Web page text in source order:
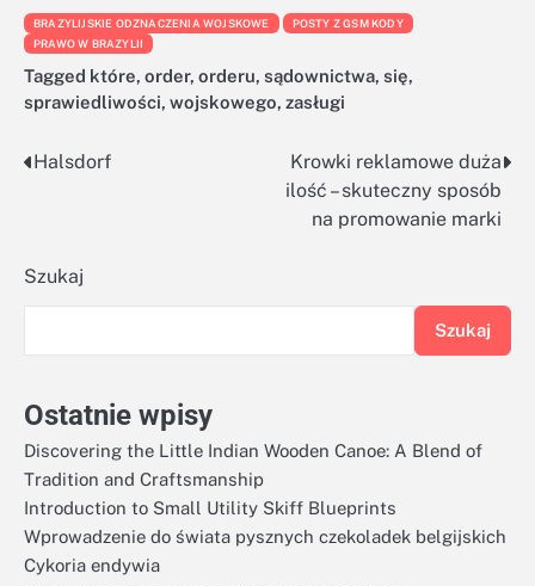
BRAZYLIJSKIE ODZNACZENIA WOJSKOWE
POSTY Z GSM KODY
PRAWO W BRAZYLII
Tagged które, order, orderu, sądownictwa, się,
sprawiedliwości, wojskowego, zasługi
Nawigacja
Halsdorf
Krowki reklamowe duża
ilość – skuteczny sposób
na promowanie marki
Szukaj
Szukaj
Ostatnie wpisy
Discovering the Little Indian Wooden Canoe: A Blend of
Tradition and Craftsmanship
Introduction to Small Utility Skiff Blueprints
Wprowadzenie do świata pysznych czekoladek belgijskich
Cykoria endywia